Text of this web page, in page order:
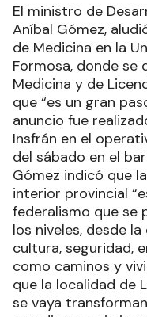
El ministro de
Aníbal Gómez,
de Medicina en la
Formosa, donde se
Medicina y de
que “es un gran
anuncio fue
Insfrán en el
del sábado en el
Gómez indicó que
interior provincial
federalismo que se
los niveles, desde
cultura, seguridad,
como caminos y
que la localidad de
se vaya